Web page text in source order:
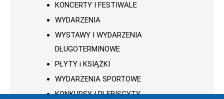
KONCERTY I FESTIWALE
WYDARZENIA
WYSTAWY I WYDARZENIA
DŁUGOTERMINOWE
PŁYTY i KSIĄŻKI
WYDARZENIA SPORTOWE
KONKURSY I PLEBISCYTY